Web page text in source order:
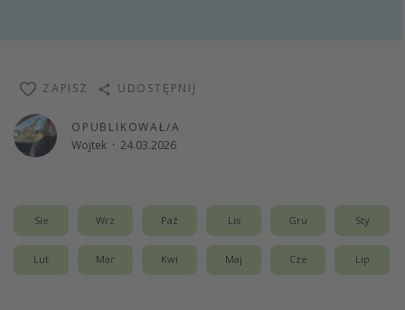
Noclegi z prywatnym jacuzzi w pokoju/na tarasie
Weekend dla dwojga
City Break
Sylwester za granicą
Wyjazd na narty
Wyjazdy na Majówkę
OPUBLIKOWAŁ/A
Wojtek · 24.03.2026
ZAPISZ UDOSTĘPNIJ
Sie Wrz Paź Lis Gru Sty
Lut Mar Kwi Maj Cze Lip